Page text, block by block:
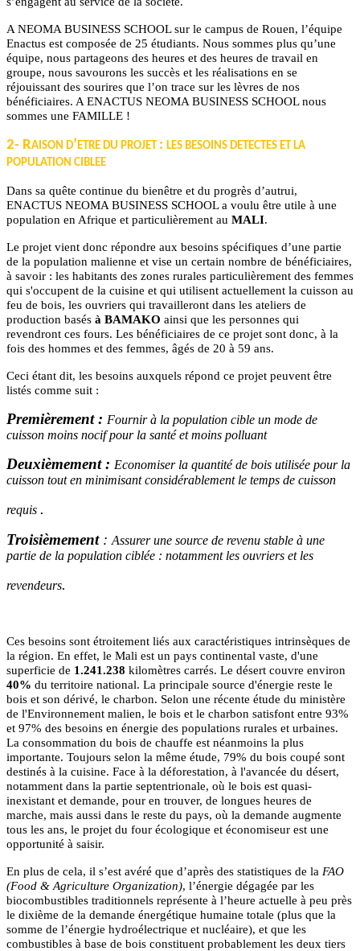
A NEOMA BUSINESS SCHOOL sur le campus de Rouen, l’équipe
Enactus est composée de 25 étudiants. Nous sommes plus qu’une
équipe, nous partageons des heures et des heures de travail en
groupe, nous savourons les succès et les réalisations en se
réjouissant des sourires que l’on trace sur les lèvres de nos
bénéficiaires. A ENACTUS NEOMA BUSINESS SCHOOL nous
sommes une FAMILLE !
2- RAISON D’ETRE DU PROJET : LES BESOINS DETECTES ET LA
POPULATION CIBLEE
Dans sa quête continue du bienêtre et du progrès d’autrui,
ENACTUS NEOMA BUSINESS SCHOOL a voulu être utile à une
population en Afrique et particulièrement au MALI.
Le projet vient donc répondre aux besoins spécifiques d’une partie
de la population malienne et vise un certain nombre de bénéficiaires,
à savoir : les habitants des zones rurales particulièrement des femmes
qui s'occupent de la cuisine et qui utilisent actuellement la cuisson au
feu de bois, les ouvriers qui travailleront dans les ateliers de
production basés à BAMAKO ainsi que les personnes qui
revendront ces fours. Les bénéficiaires de ce projet sont donc, à la
fois des hommes et des femmes, âgés de 20 à 59 ans.
Ceci étant dit, les besoins auxquels répond ce projet peuvent être
listés comme suit :
Premièrement : Fournir à la population cible un mode de
cuisson moins nocif pour la santé et moins polluant
Deuxièmement : Economiser la quantité de bois utilisée pour la
cuisson tout en minimisant considérablement le temps de cuisson
requis .
Troisièmement :Assurer une source de revenu stable à une
partie de la population ciblée : notamment les ouvriers et les
revendeurs.
Ces besoins sont étroitement liés aux caractéristiques intrinsèques de
la région. En effet, le Mali est un pays continental vaste, d'une
superficie de 1.241.238 kilomètres carrés. Le désert couvre environ
40% du territoire national. La principale source d'énergie reste le
bois et son dérivé, le charbon. Selon une récente étude du ministère
de l'Environnement malien, le bois et le charbon satisfont entre 93%
et 97% des besoins en énergie des populations rurales et urbaines.
La consommation du bois de chauffe est néanmoins la plus
importante. Toujours selon la même étude, 79% du bois coupé sont
destinés à la cuisine. Face à la déforestation, à l'avancée du désert,
notamment dans la partie septentrionale, où le bois est quasi-
inexistant et demande, pour en trouver, de longues heures de
marche, mais aussi dans le reste du pays, où la demande augmente
tous les ans, le projet du four écologique et économiseur est une
opportunité à saisir.
En plus de cela, il s’est avéré que d’après des statistiques de la FAO
(Food & Agriculture Organization), l’énergie dégagée par les
biocombustibles traditionnels représente à l’heure actuelle à peu près
le dixième de la demande énergétique humaine totale (plus que la
somme de l’énergie hydroélectrique et nucléaire), et que les
combustibles à base de bois constituent probablement les deux tiers